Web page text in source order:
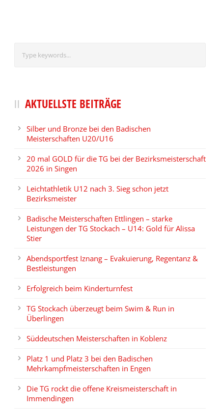
AKTUELLSTE BEITRÄGE
Silber und Bronze bei den Badischen
Meisterschaften U20/U16
20 mal GOLD für die TG bei der Bezirksmeisterschaft
2026 in Singen
Leichtathletik U12 nach 3. Sieg schon jetzt
Bezirksmeister
Badische Meisterschaften Ettlingen – starke
Leistungen der TG Stockach – U14: Gold für Alissa
Stier
Abendsportfest Iznang – Evakuierung, Regentanz &
Bestleistungen
Erfolgreich beim Kinderturnfest
TG Stockach überzeugt beim Swim & Run in
Überlingen
Süddeutschen Meisterschaften in Koblenz
Platz 1 und Platz 3 bei den Badischen
Mehrkampfmeisterschaften in Engen
Die TG rockt die offene Kreismeisterschaft in
Immendingen